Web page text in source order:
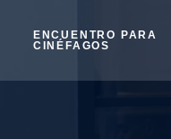
ENCUENTRO PARA
CINÉFAGOS